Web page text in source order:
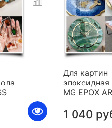
Для картин
эпоксидная
MG EPOX
1 040